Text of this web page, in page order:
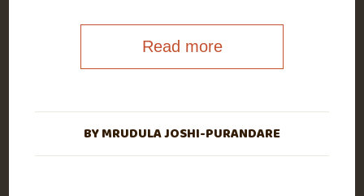
Read more
BYMRUDULA JOSHI-PURANDARE